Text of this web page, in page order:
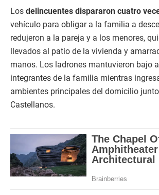
Los delincuentes dispararon cuatro
vehículo para obligar a la familia a
redujeron a la pareja y a los menores,
llevados al patio de la vivienda y
manos. Los ladrones mantuvieron bajo
integrantes de la familia mientras
ambientes principales del domicilio
Castellanos.